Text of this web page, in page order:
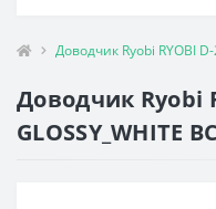
Доводчик Ryobi RYOBI D-
Доводчик Ryobi
GLOSSY_WHITE